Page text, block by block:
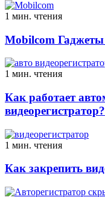
1 мин. чтения
Mobilcom Гаджеты
1 мин. чтения
Как работает
видеорегистратор?
1 мин. чтения
Как закрепить